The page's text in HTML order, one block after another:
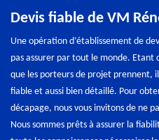
Devis fiable de VM
Une opération d’établissement de
pas assurer par tout le monde. Etant
que les porteurs de projet prennent,
fiable et aussi bien détaillé. Pour
décapage, nous vous invitons de ne
Nous sommes prêts à assurer la